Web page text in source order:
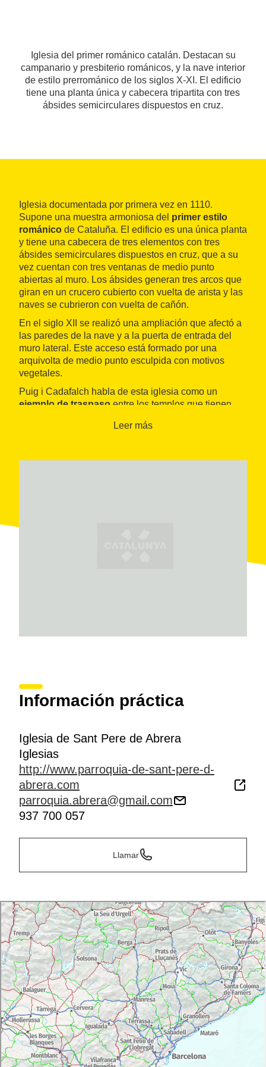
Iglesia del primer románico catalán. Destacan su
campanario y presbiterio románicos, y la nave interior
de estilo prerrománico de los siglos X-XI. El edificio
tiene una planta única y cabecera tripartita con tres
ábsides semicirculares dispuestos en cruz.
Iglesia documentada por primera vez en 1110.
Supone una muestra armoniosa del primer estilo
románico de Cataluña. El edificio es una única planta
y tiene una cabecera de tres elementos con tres
ábsides semicirculares dispuestos en cruz, que a su
vez cuentan con tres ventanas de medio punto
abiertas al muro. Los ábsides generan tres arcos que
giran en un crucero cubierto con vuelta de arista y las
naves se cubrieron con vuelta de cañón.
En el siglo XII se realizó una ampliación que afectó a
las paredes de la nave y a la puerta de entrada del
muro lateral. Este acceso está formado por una
arquivolta de medio punto esculpida con motivos
vegetales.
Puig i Cadafalch habla de esta iglesia como un
ejemplo de traspaso entre los templos que tienen
Leer más
Información práctica
Iglesia de Sant Pere de Abrera
Iglesias
http://www.parroquia-de-sant-pere-d-
abrera.com
parroquia.abrera@gmail.com
937 700 057
Llamar